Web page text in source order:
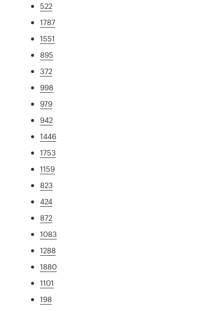
522
1787
1551
895
372
998
979
942
1446
1753
1159
823
424
872
1083
1288
1880
1101
198